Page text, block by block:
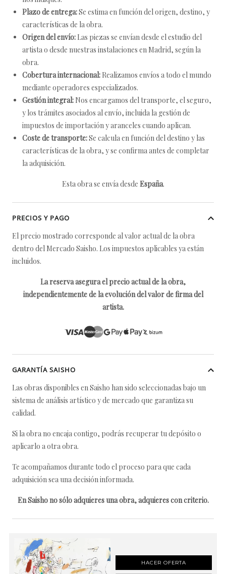
Plazo de entrega:Se estima en función del origen, destino, y
características de la obra.
Origen del envío: Las piezas se envían desde el estudio del
artista o desde nuestras instalaciones en Madrid, según la
obra.
Cobertura internacional: Realizamos envíos a todo el mundo
mediante operadores especializados.
Gestión integral: Nos encargamos del transporte, el seguro,
y los trámites asociados al envío, incluida la gestión de
impuestos de importación y aranceles cuando aplican.
Coste de transporte:Se calcula en función del destino y las
características de la obra, y se confirma antes de completar
la adquisición.
Esta obra se envía desde España.
PRECIOS Y PAGO
El precio mostrado corresponde al valor actual de la obra
dentro del Mercado Saisho. Los impuestos aplicables ya están
incluidos.
La reserva asegura el precio actual de la obra,
independientemente de la evolución del valor de firma del
artista.
GARANTÍA SAISHO
Las obras disponibles en Saisho han sido seleccionadas bajo un
sistema de análisis artístico y de mercado que garantiza su
calidad.
Si la obra no encaja contigo, podrás recuperar tu depósito o
aplicarlo a otra obra.
Te acompañamos durante todo el proceso para que cada
adquisición sea una decisión informada.
En Saisho no sólo adquieres una obra, adquieres con criterio.
HACER OFERTA